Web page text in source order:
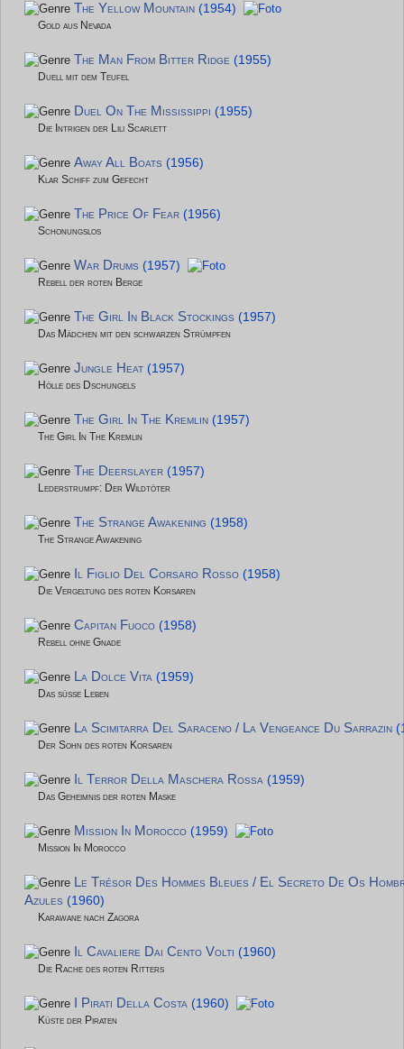
The Yellow Mountain (1954)
Gold aus Nevada
The Man From Bitter Ridge (1955)
Duell mit dem Teufel
Duel On The Mississippi (1955)
Die Intrigen der Lili Scarlett
Away All Boats (1956)
Klar Schiff zum Gefecht
The Price Of Fear (1956)
Schonungslos
War Drums (1957)
Rebell der roten Berge
The Girl In Black Stockings (1957)
Das Mädchen mit den schwarzen Strümpfen
Jungle Heat (1957)
Hölle des Dschungels
The Girl In The Kremlin (1957)
The Girl In The Kremlin
The Deerslayer (1957)
Lederstrumpf: Der Wildtöter
The Strange Awakening (1958)
The Strange Awakening
Il Figlio Del Corsaro Rosso (1958)
Die Vergeltung des roten Korsaren
Capitan Fuoco (1958)
Rebell ohne Gnade
La Dolce Vita (1959)
Das süße Leben
La Scimitarra Del Saraceno / La Vengeance Du Sarrazin
Der Sohn des roten Korsaren
Il Terror Della Maschera Rossa (1959)
Das Geheimnis der roten Maske
Mission In Morocco (1959)
Mission In Morocco
Le Trésor Des Hommes Bleues / El Secreto De Os
Azules (1960)
Karawane nach Zagora
Il Cavaliere Dai Cento Volti (1960)
Die Rache des roten Ritters
I Pirati Della Costa (1960)
Küste der Piraten